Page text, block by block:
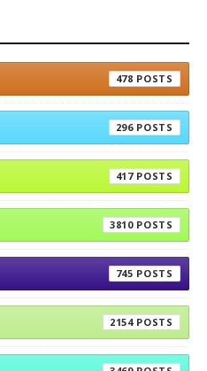
478
296
417
3810
745
2154